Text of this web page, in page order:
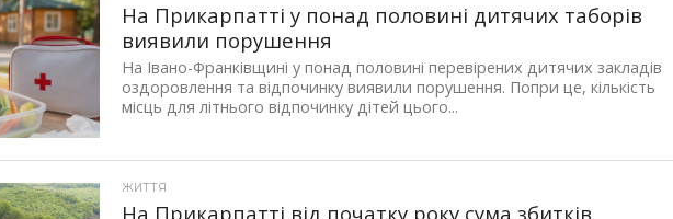
На Прикарпатті у понад половині дитячих таборів
виявили порушення
На Івано-Франківщині у понад половині перевірених дитячих закладів
оздоровлення та відпочинку виявили порушення. Попри це, кількість
місць для літнього відпочинку дітей цього...
ЖИТТЯ
На Прикарпатті від початку року сума збитків